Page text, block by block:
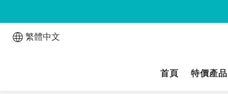
繁體中文
首頁 特價產品